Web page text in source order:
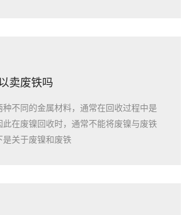
卖废铁吗
种不同的金属材料，通常在回收过程中是
此在废镍回收时，通常不能将废镍与废铁
是关于废镍和废铁